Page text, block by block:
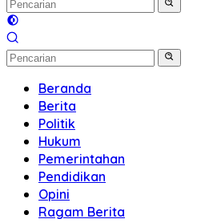
Beranda
Berita
Politik
Hukum
Pemerintahan
Pendidikan
Opini
Ragam Berita